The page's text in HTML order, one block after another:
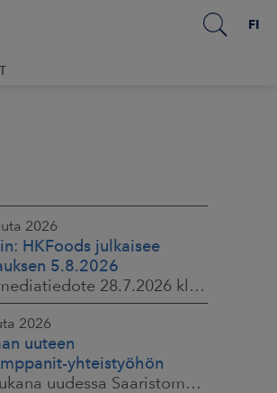
FI
2026
HKFoods julkaisee
5.8.2026
HKFoods Oyj, mediatiedote 28.7.2026 klo 14.00
2026
uuteen
yhteistyöhön
HKFoods on mukana uudessa Saaristomerikumppanit-hankkeessa, joka kokoaa yhteen elintarviketeollisuuden, kaupan, maataloustuottajat ja asiantuntijat. Tavoitteena